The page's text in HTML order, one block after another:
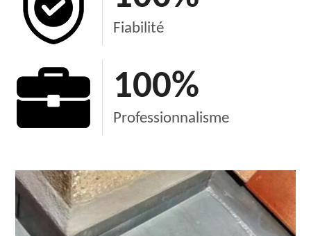
Fiabilité
100%
Professionnalisme